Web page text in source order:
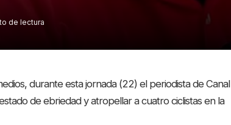
de lectura
durante esta jornada (22) el periodista de Canal
de ebriedad y atropellar a cuatro ciclistas en la